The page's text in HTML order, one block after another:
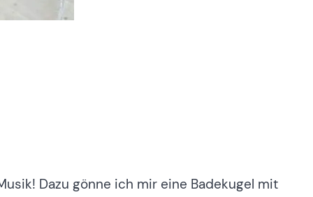
Dazu gönne ich mir eine Badekugel mit